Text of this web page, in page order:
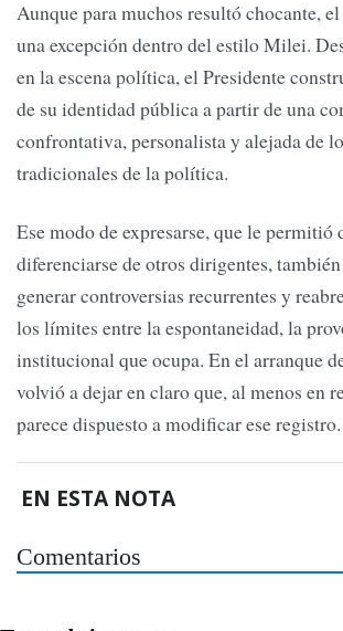
Aunque para muchos resultó chocante,
una excepción dentro del estilo Milei.
en la escena política, el Presidente
de su identidad pública a partir de una
confrontativa, personalista y alejada de
tradicionales de la política.
Ese modo de expresarse, que le permitió
diferenciarse de otros dirigentes,
generar controversias recurrentes y
los límites entre la espontaneidad, la
institucional que ocupa. En el arranque
volvió a dejar en claro que, al menos en
parece dispuesto a modificar ese registro.
EN ESTA NOTA
Comentarios